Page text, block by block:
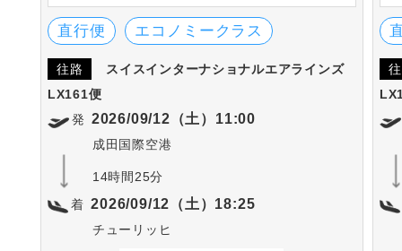
ズ。スターアライアンスに加盟しており、ル
フトハンザグループのひとつでもあります。
直行便 エコノミークラス
往路
スイスインターナショナルエアラインズ
LX161便
発 2026/09/12（土）11:00
成田国際空港
14時間25分
着 2026/09/12（土）18:25
チューリッヒ